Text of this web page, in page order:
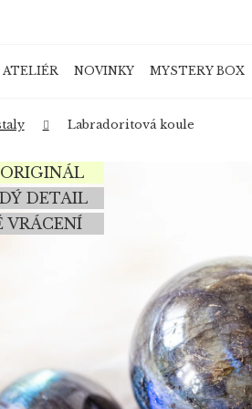
ATELIÉR
NOVINKY MYSTERY BOX
Labradoritová koule
DETAIL
VRÁCENÍ